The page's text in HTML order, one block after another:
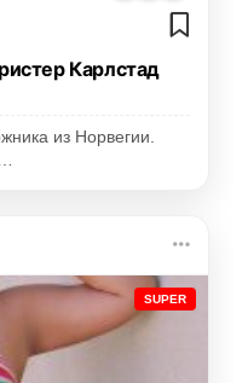
Карлстад
из Норвегии.
SUPER